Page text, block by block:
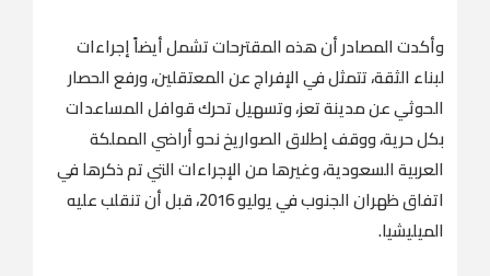
وأكدت المصادر أن هذه المقترحات تشمل أيضاً إجراءات
لبناء الثقة، تتمثل في الإفراج عن المعتقلين، ورفع الحصار
الحوثي عن مدينة تعز، وتسهيل تحرك قوافل المساعدات
بكل حرية، ووقف إطلاق الصواريخ نحو أراضي المملكة
العربية السعودية، وغيرها من الإجراءات التي تم ذكرها في
اتفاق ظهران الجنوب في يوليو 2016، قبل أن تنقلب عليه
الميليشيا.